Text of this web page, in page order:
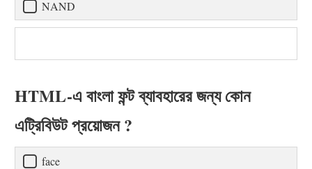
NAND
HTML-এ বাংলা ফন্ট ব্যাবহারের জন্য কোন
এট্রিবিউট প্রয়োজন ?
face